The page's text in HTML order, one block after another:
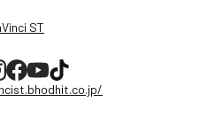
ST